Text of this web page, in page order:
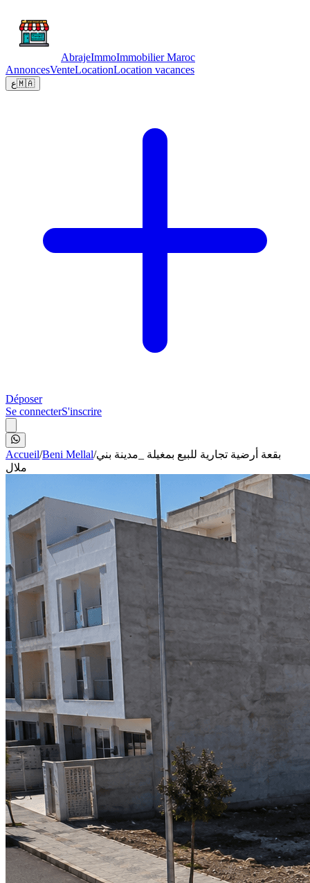
AbrajeImmoImmobilier Maroc
AnnoncesVenteLocationLocation vacances
ع🇲🇦
Déposer
Se connecterS'inscrire
Accueil/Beni Mellal/بقعة أرضية تجارية للبيع بمغيلة _مدينة بني
ملال